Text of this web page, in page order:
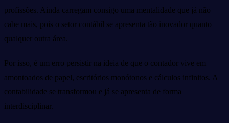
profissões. Ainda carregam consigo uma mentalidade que já não
cabe mais, pois o setor contábil se apresenta tão inovador quanto
qualquer outra área.
Por isso, é um erro persistir na ideia de que o contador vive em
amontoados de papel, escritórios monótonos e cálculos infinitos. A
contabilidade se transformou e já se apresenta de forma
interdisciplinar.